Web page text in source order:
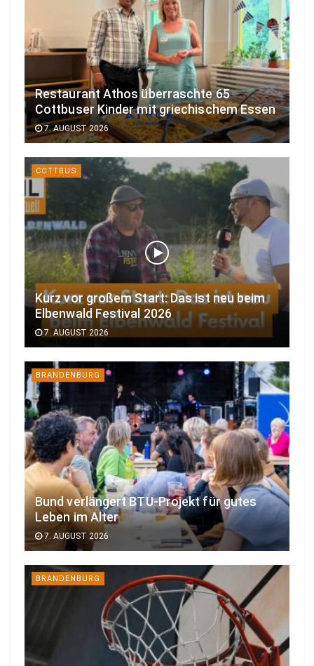
Restaurant Athos überraschte 65
Cottbuser Kinder mit griechischem Essen
7. AUGUST 2026
COTTBUS
Kurz vor großem Start: Das ist neu beim
Elbenwald Festival 2026
7. AUGUST 2026
BRANDENBURG
Bund verlängert BTU-Projekt für gutes
Leben im Alter
7. AUGUST 2026
BRANDENBURG